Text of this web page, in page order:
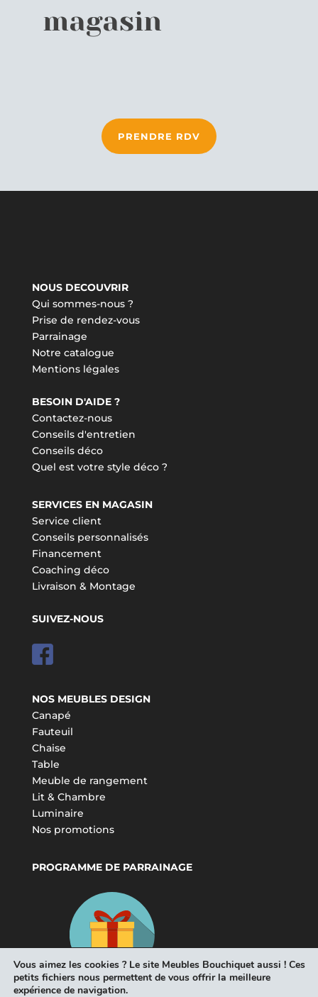
magasin
PRENDRE RDV
NOUS DECOUVRIR
Qui sommes-nous ?
Prise de rendez-vous
Parrainage
Notre catalogue
Mentions légales
BESOIN D'AIDE ?
Contactez-nous
Conseils d'entretien
Conseils déco
Quel est votre style déco ?
SERVICES EN MAGASIN
Service client
Conseils personnalisés
Financement
Coaching déco
Livraison & Montage
SUIVEZ-NOUS
NOS MEUBLES DESIGN
Canapé
Fauteuil
Chaise
Table
Meuble de rangement
Lit & Chambre
Luminaire
Nos promotions
PROGRAMME DE PARRAINAGE
Vous aimez les cookies ? Le site Meubles Bouchiquet aussi ! Ces
petits fichiers nous permettent de vous offrir la meilleure
expérience de navigation.